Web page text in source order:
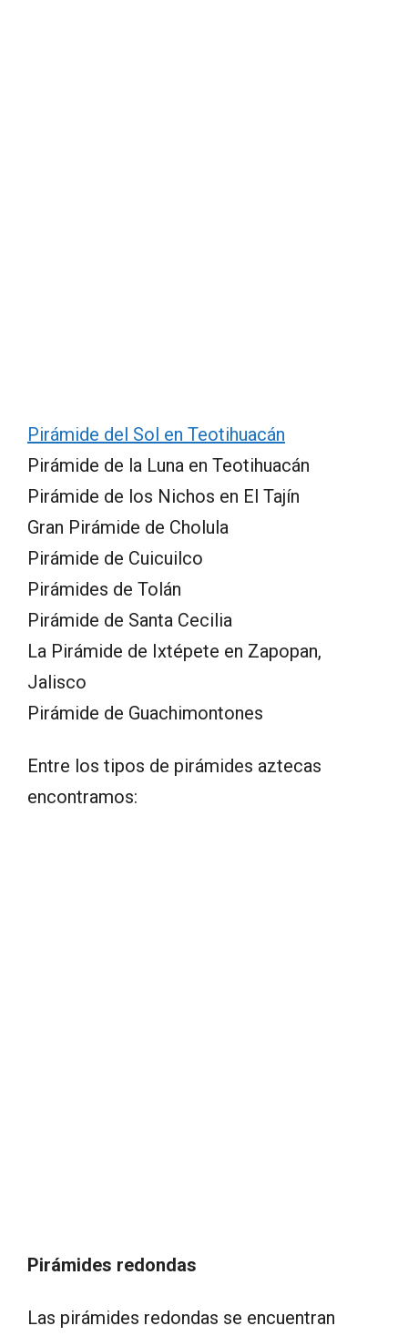
Pirámide del Sol en Teotihuacán
Pirámide de la Luna en Teotihuacán
Pirámide de los Nichos en El Tajín
Gran Pirámide de Cholula
Pirámide de Cuicuilco
Pirámides de Tolán
Pirámide de Santa Cecilia
La Pirámide de Ixtépete en Zapopan,
Jalisco
Pirámide de Guachimontones
Entre los tipos de pirámides aztecas
encontramos:
Pirámides redondas
Las pirámides redondas se encuentran